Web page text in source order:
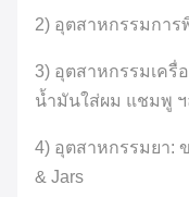
2) อุตสาหกรรมกา
3) อุตสาหกรรมเครื่
น้ำมันใส่ผม แชมพู
4) อุตสาหกรรมยา:
& Jars